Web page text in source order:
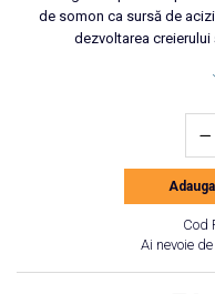
de somon ca sursă de
dezvoltarea creierului
Cod
Ai nevoie